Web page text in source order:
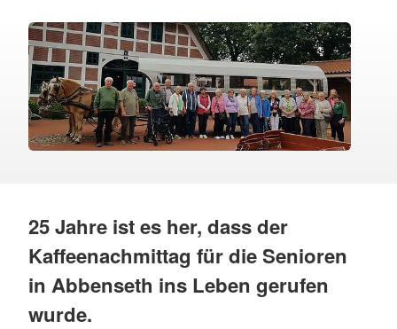
25 Jahre ist es her, dass der
Kaffeenachmittag für die Senioren
in Abbenseth ins Leben gerufen
wurde.